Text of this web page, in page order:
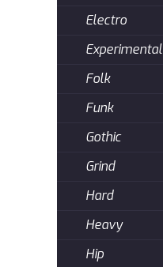
Electro
Experimental
Folk
Funk
Gothic
Grind
Hard
Heavy
Hip